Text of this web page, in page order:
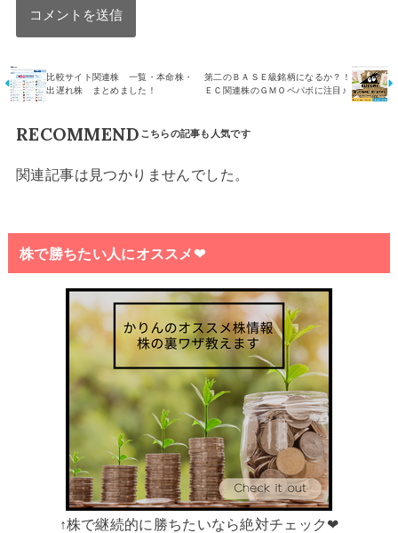
比較サイト関連株 一覧・本命株・
出遅れ株 まとめました！
第二のＢＡＳＥ級銘柄になるか？！
ＥＣ関連株のＧＭＯペパボに注目♪
RECOMMEND
関連記事は見つかりませんでした。
株で勝ちたい人にオススメ❤
↑株で継続的に勝ちたいなら絶対チェック❤